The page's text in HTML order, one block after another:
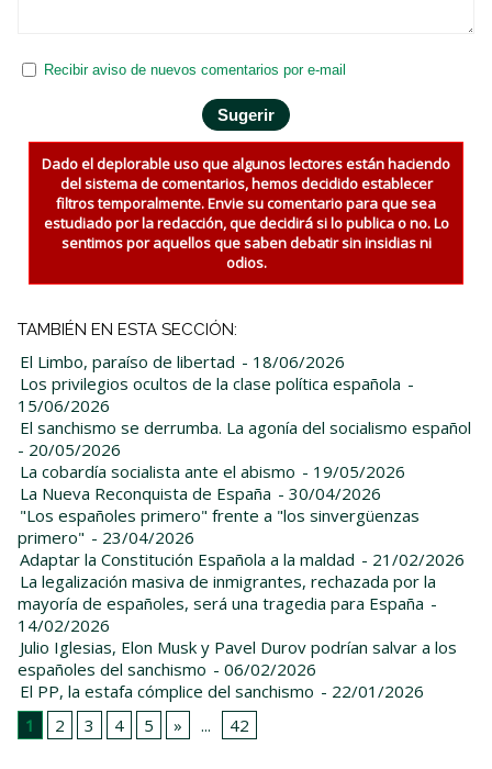
Recibir aviso de nuevos comentarios por e-mail
Dado el deplorable uso que algunos lectores están haciendo
del sistema de comentarios, hemos decidido establecer
filtros temporalmente. Envie su comentario para que sea
estudiado por la redacción, que decidirá si lo publica o no. Lo
sentimos por aquellos que saben debatir sin insidias ni
odios.
TAMBIÉN EN ESTA SECCIÓN:
El Limbo, paraíso de libertad - 18/06/2026
Los privilegios ocultos de la clase política española -
15/06/2026
El sanchismo se derrumba. La agonía del socialismo español
- 20/05/2026
La cobardía socialista ante el abismo - 19/05/2026
La Nueva Reconquista de España - 30/04/2026
"Los españoles primero" frente a "los sinvergüenzas
primero" - 23/04/2026
Adaptar la Constitución Española a la maldad - 21/02/2026
La legalización masiva de inmigrantes, rechazada por la
mayoría de españoles, será una tragedia para España -
14/02/2026
Julio Iglesias, Elon Musk y Pavel Durov podrían salvar a los
españoles del sanchismo - 06/02/2026
El PP, la estafa cómplice del sanchismo - 22/01/2026
1
2 3 4 5 » ... 42